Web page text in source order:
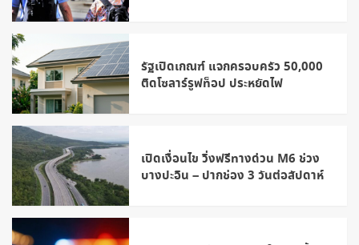
รัฐเปิดเกณฑ์ แจกครอบครัว 50,000
ติดโซลาร์รูฟท็อป ประหยัดไฟ
เปิดเงื่อนไข วิ่งฟรีทางด่วน M6 ช่วง
บางปะอิน – ปากช่อง 3 วันต่อสัปดาห์